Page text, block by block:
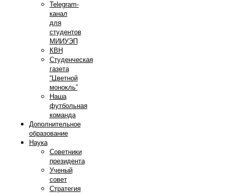
Telegram-
канал
для
студентов
МИИУЭП
КВН
Студенческая
газета
“Цветной
монокль”
Наша
футбольная
команда
Дополнительное
образование
Наука
Советники
президента
Ученый
совет
Стратегия